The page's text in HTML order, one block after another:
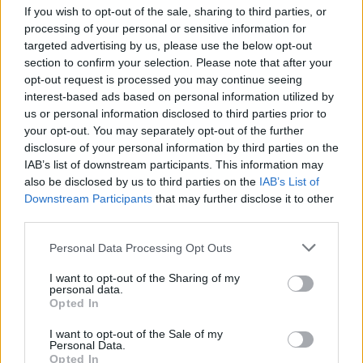
If you wish to opt-out of the sale, sharing to third parties, or
processing of your personal or sensitive information for
targeted advertising by us, please use the below opt-out
section to confirm your selection. Please note that after your
opt-out request is processed you may continue seeing
interest-based ads based on personal information utilized by
us or personal information disclosed to third parties prior to
your opt-out. You may separately opt-out of the further
disclosure of your personal information by third parties on the
IAB’s list of downstream participants. This information may
also be disclosed by us to third parties on the IAB’s List of
Downstream Participants that may further disclose it to other
Please note that this website/app uses one or more Google
not limited to your visit or usage behaviour. You may click to
grant or deny consent to Google and its third-party tags to
use your data for below specified purposes in below Google
consent section.
Personal Data Processing Opt Outs
I want to opt-out of the Sharing of my
personal data.
Opted In
I want to opt-out of the Sale of my
Personal Data.
Opted In
filmfesztivál, mely ezekre az alkotásokra lett kitalálva:
Bruno Smadja 2005-ben alapította meg a Mobile Film
Festivalt, melyen 2018-ban 22 ország filmkészítői vettek
részt. Köztük volt a francia Morgan Simon is, aki 2016-ban
a Torontói Filmfesztiválon mutatta be Taste of Ink című
alkotását. Annak ellenére azonban, hogy megalapította
az eseményt, Smadja azt mondja: „nem vagyok biztos
benne, hogy jó lenne, ha ekkorát nőne a telefon
funkciója. A filmkészítés művészet, az alkotás
létrehozásához pedig számos szakember közös munkája
szükséges. Csak az operatőri gárda képes megteremteni
Bár Sean Baker a telefonnal készült